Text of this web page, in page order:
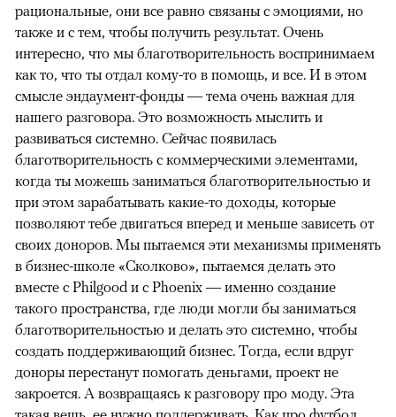
рациональные, они все равно связаны с эмоциями, но
также и с тем, чтобы получить результат. Очень
интересно, что мы благотворительность воспринимаем
как то, что ты отдал кому-то в помощь, и все. И в этом
смысле эндаумент-фонды — тема очень важная для
нашего разговора. Это возможность мыслить и
развиваться системно. Сейчас появилась
благотворительность с коммерческими элементами,
когда ты можешь заниматься благотворительностью и
при этом зарабатывать какие-то доходы, которые
позволяют тебе двигаться вперед и меньше зависеть от
своих доноров. Мы пытаемся эти механизмы применять
в бизнес-школе «Сколково», пытаемся делать это
вместе с Philgood и c Phoenix — именно создание
такого пространства, где люди могли бы заниматься
благотворительностью и делать это системно, чтобы
создать поддерживающий бизнес. Тогда, если вдруг
доноры перестанут помогать деньгами, проект не
закроется. А возвращаясь к разговору про моду. Эта